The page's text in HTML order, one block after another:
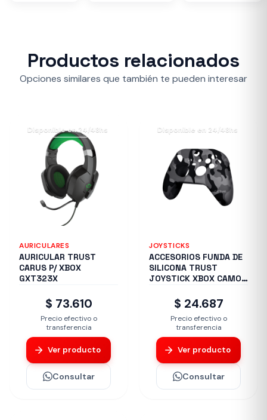
Productos relacionados
Opciones similares que también te pueden interesar
Disponible en 24/48hs
AURICULARES
AURICULAR TRUST
CARUS P/ XBOX
GXT323X
$ 73.610
Precio efectivo o
transferencia
Ver producto
Consultar
Disponible en 24/48hs
JOYSTICKS
ACCESORIOS FUNDA DE
SILICONA TRUST
JOYSTICK XBOX CAMO
$ 24.687
Precio efectivo o
transferencia
Ver producto
Consultar